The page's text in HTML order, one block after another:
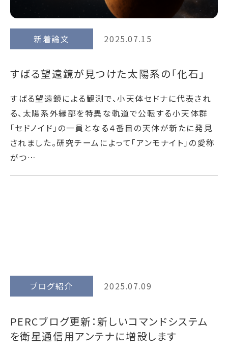
新着論文 2025.07.15
すばる望遠鏡が見つけた太陽系の「化石」
すばる望遠鏡による観測で、小天体セドナに代表され
る、太陽系外縁部を特異な軌道で公転する小天体群
「セドノイド」の一員となる４番目の天体が新たに発見
されました。研究チームによって「アンモナイト」の愛称
がつ…
ブログ紹介 2025.07.09
PERCブログ更新：新しいコマンドシステム
を衛星通信用アンテナに増設します